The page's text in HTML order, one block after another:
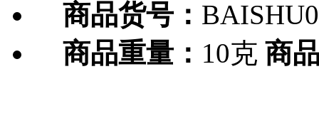
商品货号：
商品重量： 10克 商